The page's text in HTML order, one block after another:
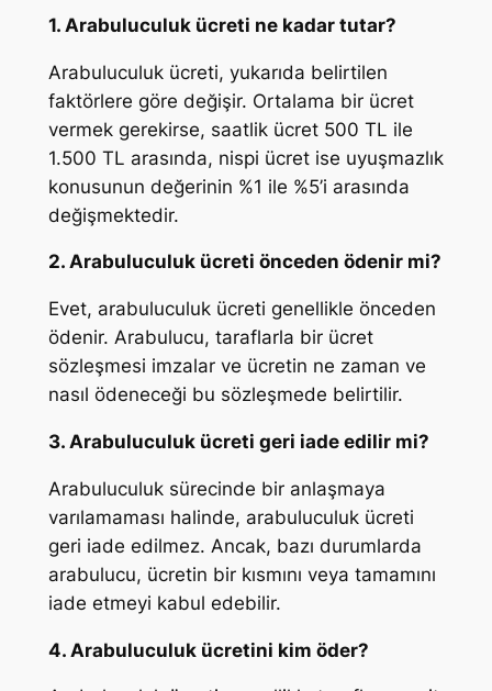
1. Arabuluculuk ücreti ne kadar tutar?
Arabuluculuk ücreti, yukarıda belirtilen
faktörlere göre değişir. Ortalama bir ücret
vermek gerekirse, saatlik ücret 500 TL ile
1.500 TL arasında, nispi ücret ise uyuşmazlık
konusunun değerinin %1 ile %5’i arasında
değişmektedir.
2. Arabuluculuk ücreti önceden ödenir mi?
Evet, arabuluculuk ücreti genellikle önceden
ödenir. Arabulucu, taraflarla bir ücret
sözleşmesi imzalar ve ücretin ne zaman ve
nasıl ödeneceği bu sözleşmede belirtilir.
3. Arabuluculuk ücreti geri iade edilir mi?
Arabuluculuk sürecinde bir anlaşmaya
varılamaması halinde, arabuluculuk ücreti
geri iade edilmez. Ancak, bazı durumlarda
arabulucu, ücretin bir kısmını veya tamamını
iade etmeyi kabul edebilir.
4. Arabuluculuk ücretini kim öder?